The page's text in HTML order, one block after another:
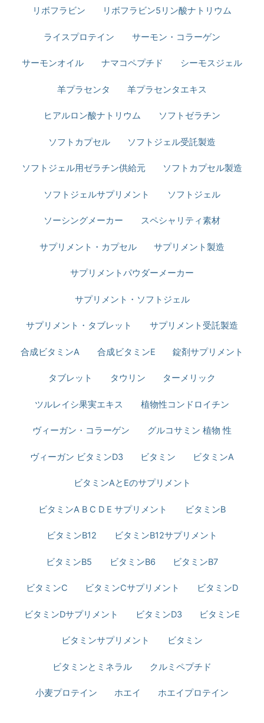
リボフラビン リボフラビン5リン酸ナトリウム
ライスプロテイン サーモン・コラーゲン
サーモンオイル ナマコペプチド シーモスジェル
羊プラセンタ 羊プラセンタエキス
ヒアルロン酸ナトリウム ソフトゼラチン
ソフトカプセル ソフトジェル受託製造
ソフトジェル用ゼラチン供給元 ソフトカプセル製造
ソフトジェルサプリメント ソフトジェル
ソーシングメーカー スペシャリティ素材
サプリメント・カプセル サプリメント製造
サプリメントパウダーメーカー
サプリメント・ソフトジェル
サプリメント・タブレット サプリメント受託製造
合成ビタミンA 合成ビタミンE 錠剤サプリメント
タブレット タウリン ターメリック
ツルレイシ果実エキス 植物性コンドロイチン
ヴィーガン・コラーゲン グルコサミン 植物 性
ヴィーガン ビタミンD3 ビタミン ビタミンA
ビタミンAとEのサプリメント
ビタミンA B C D E サプリメント ビタミンB
ビタミンB12 ビタミンB12サプリメント
ビタミンB5 ビタミンB6 ビタミンB7
ビタミンC ビタミンCサプリメント ビタミンD
ビタミンDサプリメント ビタミンD3 ビタミンE
ビタミンサプリメント ビタミン
ビタミンとミネラル クルミペプチド
小麦プロテイン ホエイ ホエイプロテイン